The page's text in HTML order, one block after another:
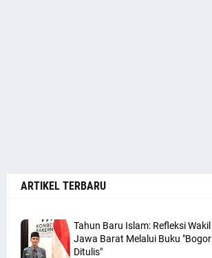
ARTIKEL TERBARU
Tahun Baru Islam: Refleksi
Jawa Barat Melalui Buku "Bogor
Ditulis"